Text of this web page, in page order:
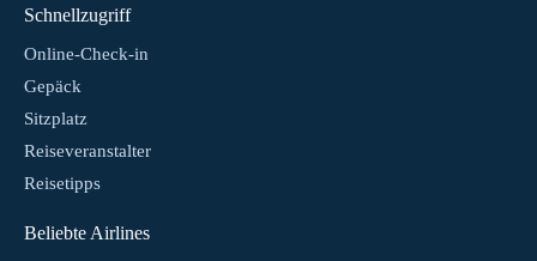
Schnellzugriff
Online-Check-in
Gepäck
Sitzplatz
Reiseveranstalter
Reisetipps
Beliebte Airlines